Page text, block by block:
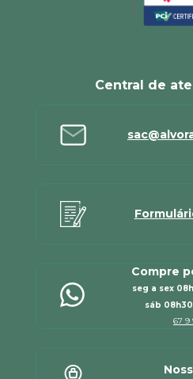
Central de
Compre
seg a sex
sáb 08h30
67 9